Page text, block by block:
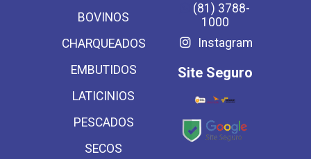
BOVINOS
CHARQUEADOS
EMBUTIDOS
LATICINIOS
PESCADOS
SECOS
(81) 3788-
1000
Instagram
Site Seguro